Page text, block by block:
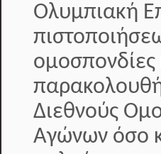
Ολυμπιακή
Διεθνούς
Αγώνων όσο